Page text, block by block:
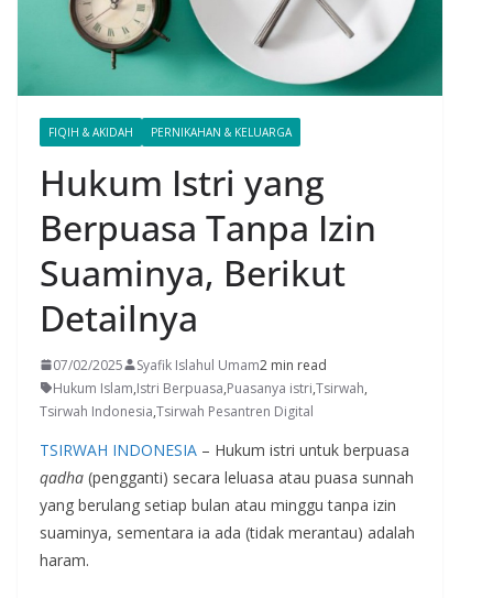
FIQIH & AKIDAH PERNIKAHAN & KELUARGA
Hukum Istri yang
Berpuasa Tanpa Izin
Suaminya, Berikut
Detailnya
07/02/2025 Syafik Islahul Umam2 min read
Hukum Islam,Istri Berpuasa,Puasanya istri,Tsirwah,
Tsirwah Indonesia,Tsirwah Pesantren Digital
TSIRWAH INDONESIA – Hukum istri untuk berpuasa
qadha (pengganti) secara leluasa atau puasa sunnah
yang berulang setiap bulan atau minggu tanpa izin
suaminya, sementara ia ada (tidak merantau) adalah
haram.